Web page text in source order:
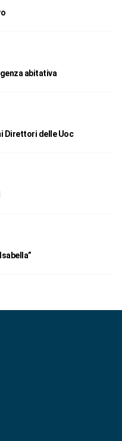
abitativa
Direttori delle Uoc